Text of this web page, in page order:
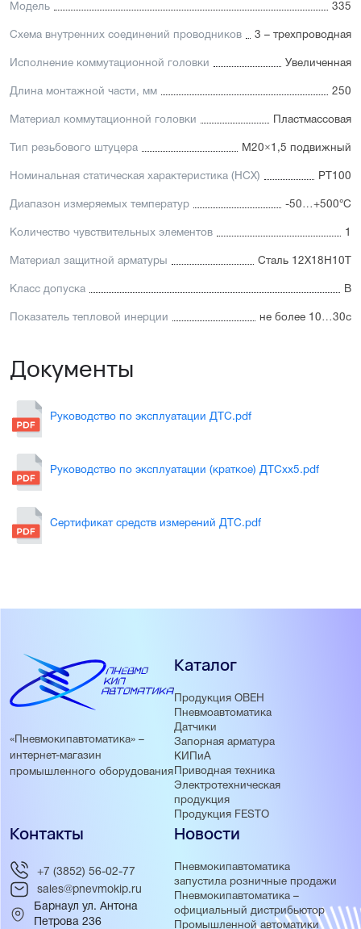
Модель 335
Схема внутренних соединений проводников 3 – трехпроводная
Исполнение коммутационной головки Увеличенная
Длина монтажной части, мм 250
Материал коммутационной головки Пластмассовая
Тип резьбового штуцера M20×1,5 подвижный
Номинальная статическая характеристика (НСХ) PT100
Диапазон измеряемых температур -50…+500°C
Количество чувствительных элементов 1
Материал защитной арматуры Сталь 12Х18Н10Т
Класс допуска В
Показатель тепловой инерции не более 10…30с
Документы
Руководство по эксплуатации ДТС.pdf
Руководство по эксплуатации (краткое) ДТСхх5.pdf
Сертификат средств измерений ДТС.pdf
«Пневмокипавтоматика» –
интернет-магазин
промышленного оборудования
Каталог
Продукция ОВЕН
Пневмоавтоматика
Датчики
Запорная арматура
КИПиА
Приводная техника
Электротехническая
продукция
Продукция FESTO
Новости
Пневмокипавтоматика
запустила розничные продажи
Пневмокипавтоматика –
официальный дистрибьютор
Промышленной автоматики
Контакты
+7 (3852) 56-02-77
sales@pnevmokip.ru
Барнаул ул. Антона
Петрова 236